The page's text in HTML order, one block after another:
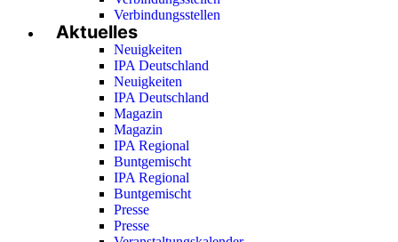
Verbindungsstellen
Aktuelles
Neuigkeiten
IPA Deutschland
Neuigkeiten
IPA Deutschland
Magazin
Magazin
IPA Regional
Buntgemischt
IPA Regional
Buntgemischt
Presse
Presse